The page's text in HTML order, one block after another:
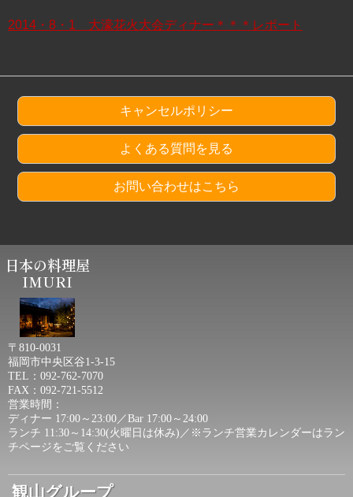
2014・8・1 大濠花火大会ディナー＊＊＊レポート
キャンセルポリシー
よくある質問を見る
お問い合わせはこちら
日本の料理屋
IMURI
〒810-0031
福岡市中央区谷1-3-15
TEL：092-762-7070
FAX：092-721-5512
営業時間：
ディナー 17:00～23:00／Bar 17:00～24:00
ランチ 11:30～14:30(火曜日は休み)／ ※ランチ営業カレンダーはラン
チページ をご覧ください
観山グループ